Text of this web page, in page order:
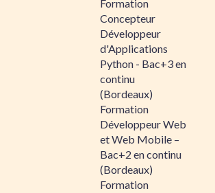
Formation
Concepteur
Développeur
d'Applications
Python - Bac+3 en
continu
(Bordeaux)
Formation
Développeur Web
et Web Mobile –
Bac+2 en continu
(Bordeaux)
Formation